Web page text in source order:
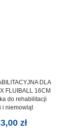
DLA
FLUIBALL 16CM
do rehabilitacji
i niemowląt
zł